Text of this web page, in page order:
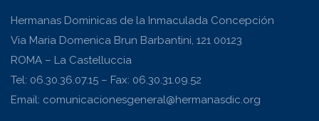
Hermanas Dominicas de la Inmaculada Concepción
Via Maria Domenica Brun Barbantini, 121 00123
ROMA – La Castelluccia
Tel: 06.30.36.07.15 – Fax: 06.30.31.09.52
Email: comunicacionesgeneral@hermanasdic.org